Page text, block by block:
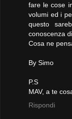
fare le cose
volumi ed i
questo
conoscenza
Cosa ne
By Simo
P.S
MAV, a te
Rispondi